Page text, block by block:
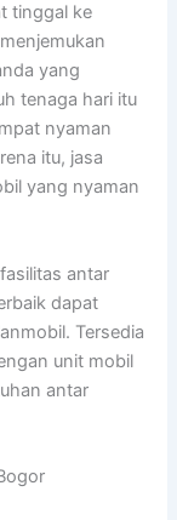
tinggal ke
yang
tenaga hari itu
nyaman
itu, jasa
yang nyaman
antar
dapat
Tersedia
unit mobil
antar